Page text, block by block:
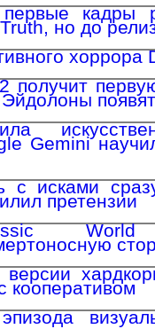
кадры
но до
хоррора
получит
Gemini
с исками
претензии
кооперативом